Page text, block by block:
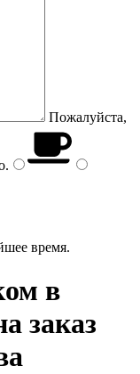
Пожалуйста,
.
время.
в
заказ